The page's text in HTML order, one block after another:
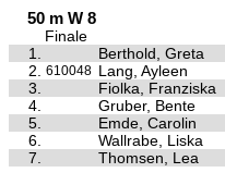
50 m W 8
Finale
1.
Berthold, Greta
2.
610048 Lang, Ayleen
3.
Fiolka, Franziska
4.
Gruber, Bente
5.
Emde, Carolin
6.
Wallrabe, Liska
7.
Thomsen, Lea